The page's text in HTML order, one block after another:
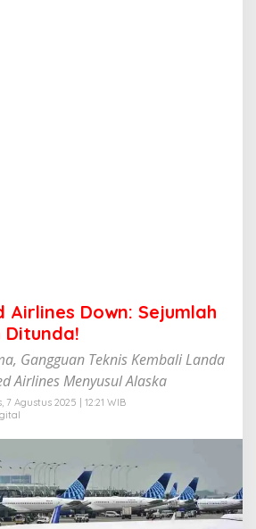
m
l
a
h
P
e
n
r
a
n
g
a
Airlines Down: Sejumlah
Ditunda!
Gangguan Teknis Kembali Landa
Airlines Menyusul Alaska
7 Agustus 2025 | 12:21 WIB